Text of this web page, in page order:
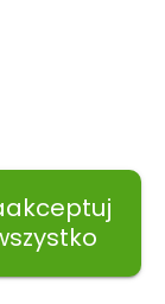
oraz
jej
Te pliki